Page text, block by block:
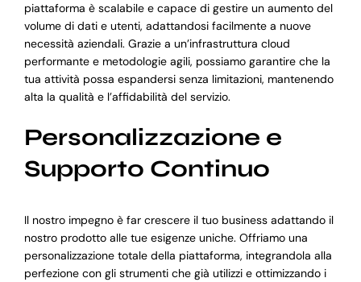
piattaforma è scalabile e capace di gestire un aumento del
volume di dati e utenti, adattandosi facilmente a nuove
necessità aziendali. Grazie a un’infrastruttura cloud
performante e metodologie agili, possiamo garantire che la
tua attività possa espandersi senza limitazioni, mantenendo
alta la qualità e l’affidabilità del servizio.
Personalizzazione e
Supporto Continuo
Il nostro impegno è far crescere il tuo business adattando il
nostro prodotto alle tue esigenze uniche. Offriamo una
personalizzazione totale della piattaforma, integrandola alla
perfezione con gli strumenti che già utilizzi e ottimizzando i